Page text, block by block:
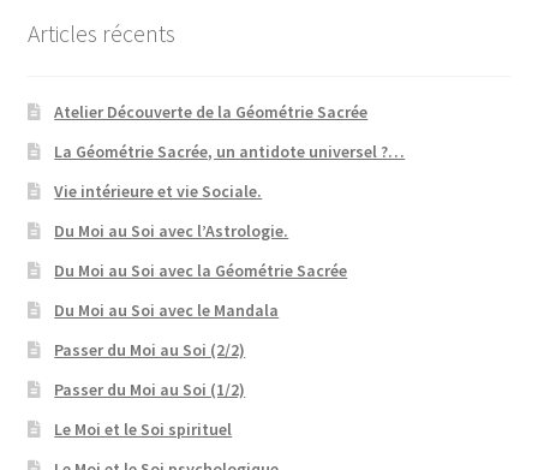
Articles récents
Atelier Découverte de la Géométrie Sacrée
La Géométrie Sacrée, un antidote universel ?…
Vie intérieure et vie Sociale.
Du Moi au Soi avec l’Astrologie.
Du Moi au Soi avec la Géométrie Sacrée
Du Moi au Soi avec le Mandala
Passer du Moi au Soi (2/2)
Passer du Moi au Soi (1/2)
Le Moi et le Soi spirituel